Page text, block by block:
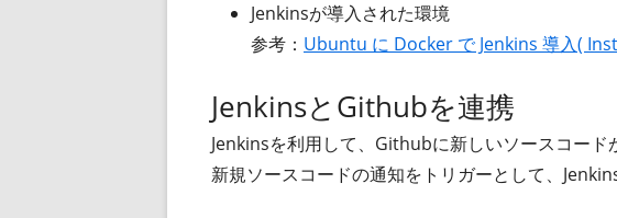
Jenkinsが導入された環境
参考： Ubuntu に Docker で Jenkins 導入(
JenkinsとGithubを連携
Jenkinsを利用して、Githubに新しいソースコー
新規ソースコードの通知をトリガーとして、